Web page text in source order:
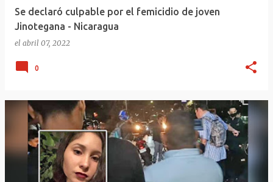
Se declaró culpable por el femicidio de joven
Jinotegana - Nicaragua
el abril 07, 2022
0